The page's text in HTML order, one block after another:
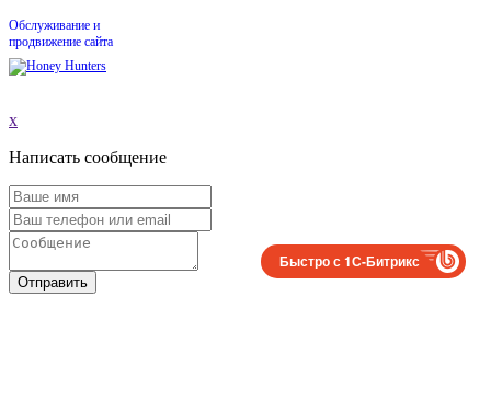
Обслуживание и
продвижение сайта
x
Написать сообщение
Отправить
Быстро с 1С-Битрикс